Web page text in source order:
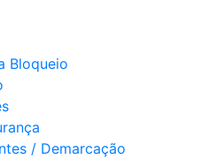
Bloqueio
/ Demarcação